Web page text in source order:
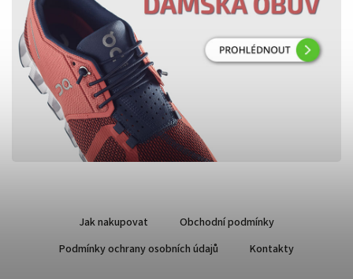
Jak nakupovat
Obchodní podmínky
Podmínky ochrany osobních údajů
Kontakty